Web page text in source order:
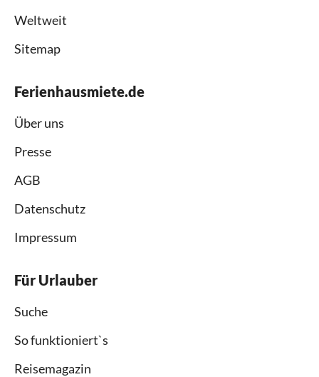
Weltweit
Sitemap
Ferienhausmiete.de
Über uns
Presse
AGB
Datenschutz
Impressum
Für Urlauber
Suche
So funktioniert`s
Reisemagazin